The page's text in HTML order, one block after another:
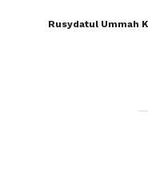
Rusydatul Ummah